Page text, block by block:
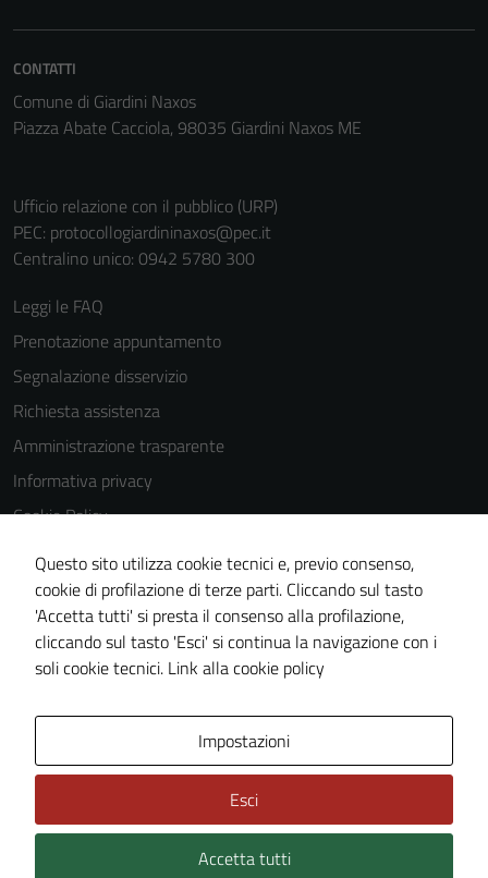
CONTATTI
Comune di Giardini Naxos
Piazza Abate Cacciola, 98035 Giardini Naxos ME
Ufficio relazione con il pubblico (URP)
PEC: protocollogiardininaxos@pec.it
Centralino unico: 0942 5780 300
Leggi le FAQ
Prenotazione appuntamento
Segnalazione disservizio
Richiesta assistenza
Amministrazione trasparente
Informativa privacy
Cookie Policy
Note legali
Dichiarazione di accessibilità
Obiettivi di accessibilità
Piano di miglioramento del sito
Technical Design s.r.l.
Questo sito utilizza cookie tecnici e, previo consenso,
cookie di profilazione di terze parti. Cliccando sul tasto
'Accetta tutti' si presta il consenso alla profilazione,
cliccando sul tasto 'Esci' si continua la navigazione con i
soli cookie tecnici. Link alla cookie policy
Impostazioni
Esci
Accetta tutti
essere